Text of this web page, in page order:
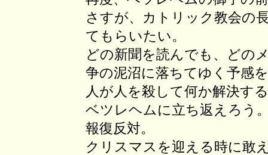
さすが、カトリック教会の
てもらいたい。
どの新聞を読んでも、どの
争の泥沼に落ちてゆく予感
人が人を殺して何か解決す
ベツレヘムに立ち返えろう
報復反対。
クリスマスを迎える時に敢